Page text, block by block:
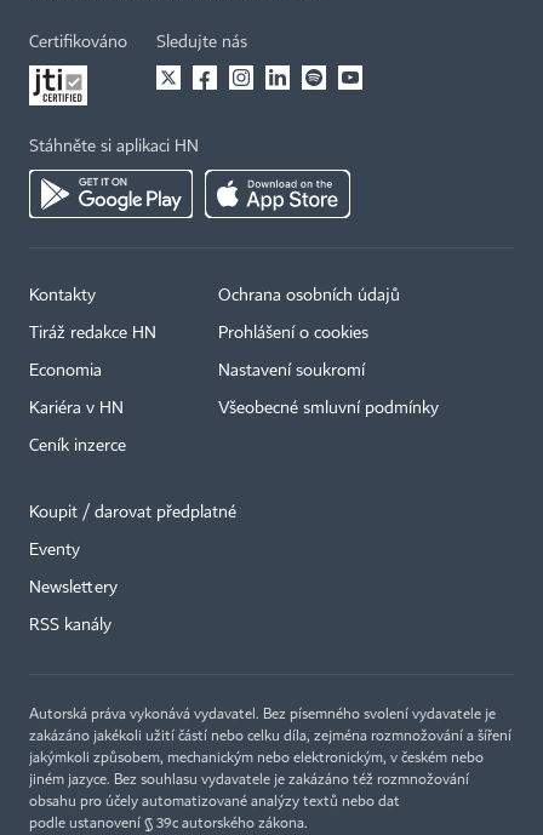
Certifikováno Sledujte nás
Stáhněte si aplikaci HN
Kontakty
Tiráž redakce HN
Economia
Kariéra v HN
Ceník inzerce
Ochrana osobních údajů
Prohlášení o cookies
Nastavení soukromí
Všeobecné smluvní podmínky
Koupit / darovat předplatné
Eventy
Newslettery
RSS kanály
Autorská práva vykonává vydavatel. Bez písemného svolení vydavatele je
zakázáno jakékoli užití částí nebo celku díla, zejména rozmnožování a šíření
jakýmkoli způsobem, mechanickým nebo elektronickým, v českém nebo
jiném jazyce. Bez souhlasu vydavatele je zakázáno též rozmnožování
obsahu pro účely automatizované analýzy textů nebo dat
podle ustanovení § 39c autorského zákona.